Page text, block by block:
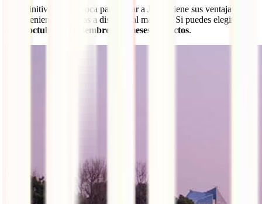
En definitiva, cada época para viajar a Japón tiene sus ventajas e
inconvenientes y lo vas a disfrutar al máximo. Si puedes elegir,
abril, octubre y noviembre son meses perfectos.